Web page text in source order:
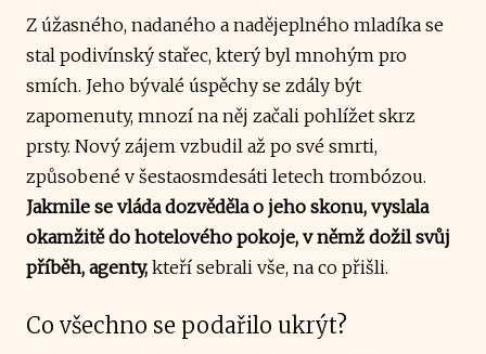
Z úžasného, nadaného a nadějeplného mladíka se
stal podivínský stařec, který byl mnohým pro
smích. Jeho bývalé úspěchy se zdály být
zapomenuty, mnozí na něj začali pohlížet skrz
prsty. Nový zájem vzbudil až po své smrti,
způsobené v šestaosmdesáti letech trombózou.
Jakmile se vláda dozvěděla o jeho skonu, vyslala
okamžitě do hotelového pokoje, v němž dožil svůj
příběh, agenty, kteří sebrali vše, na co přišli.
Co všechno se podařilo ukrýt?